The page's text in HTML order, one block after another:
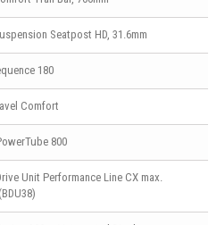
Seatpost HD, 31.6mm
180
Comfort
800
Unit Performance Line CX max.